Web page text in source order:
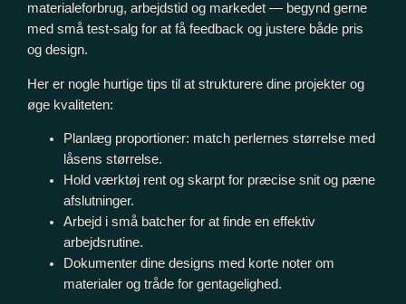
materialeforbrug, arbejdstid og markedet — begynd gerne
med små test-salg for at få feedback og justere både pris
og design.
Her er nogle hurtige tips til at strukturere dine projekter og
øge kvaliteten:
Planlæg proportioner: match perlernes størrelse med
låsens størrelse.
Hold værktøj rent og skarpt for præcise snit og pæne
afslutninger.
Arbejd i små batcher for at finde en effektiv
arbejdsrutine.
Dokumenter dine designs med korte noter om
materialer og tråde for gentagelighed.